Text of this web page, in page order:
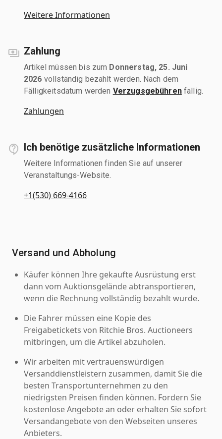
Weitere Informationen
Zahlung
Artikel müssen bis zum Donnerstag, 25. Juni
2026 vollständig bezahlt werden. Nach dem
Fälligkeitsdatum werden Verzugsgebührenfällig.
Zahlungen
Ich benötige zusätzliche Informationen
Weitere Informationen finden Sie auf unserer
Veranstaltungs-Website.
+1(530) 669-4166
Versand und Abholung
Käufer können Ihre gekaufte Ausrüstung erst
dann vom Auktionsgelände abtransportieren,
wenn die Rechnung vollständig bezahlt wurde.
Die Fahrer müssen eine Kopie des
Freigabetickets von Ritchie Bros. Auctioneers
mitbringen, um die Artikel abzuholen.
Wir arbeiten mit vertrauenswürdigen
Versanddienstleistern zusammen, damit Sie die
besten Transportunternehmen zu den
niedrigsten Preisen finden können. Fordern Sie
kostenlose Angebote an oder erhalten Sie sofort
Versandangebote von den Webseiten unseres
Anbieters.